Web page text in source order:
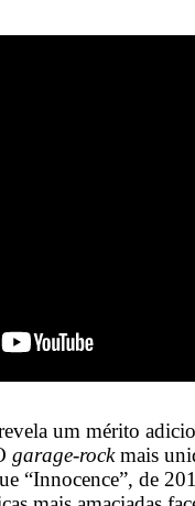
um mérito
garage-rockmais
“Innocence”, de